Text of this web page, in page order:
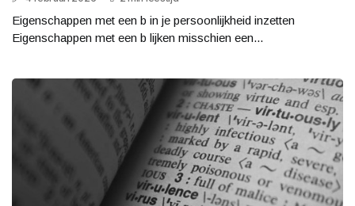
Eigenschappen met een b in je persoonlijkheid inzetten
Eigenschappen met een b lijken misschien een...